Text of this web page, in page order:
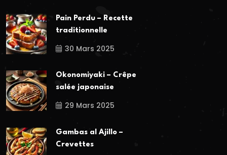
Pain Perdu – Recette
traditionnelle
30 Mars 2025
Okonomiyaki – Crêpe
salée japonaise
29 Mars 2025
Gambas al Ajillo –
Crevettes